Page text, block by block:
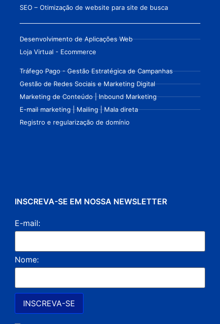
SEO – Otimização de website para site de busca
Desenvolvimento de Aplicações Web
Loja Virtual - Ecommerce
Tráfego Pago - Gestão Estratégica de Campanhas
Gestão de Redes Sociais e Marketing Digital
Marketing de Conteúdo | Inbound Marketing
E-mail marketing | Mailing | Mala direta
Registro e regularização de domínio
INSCREVA-SE EM NOSSA NEWSLETTER
E-mail:
Nome: